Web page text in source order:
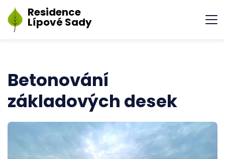
Residence
Lípové Sady
Betonování
základových desek